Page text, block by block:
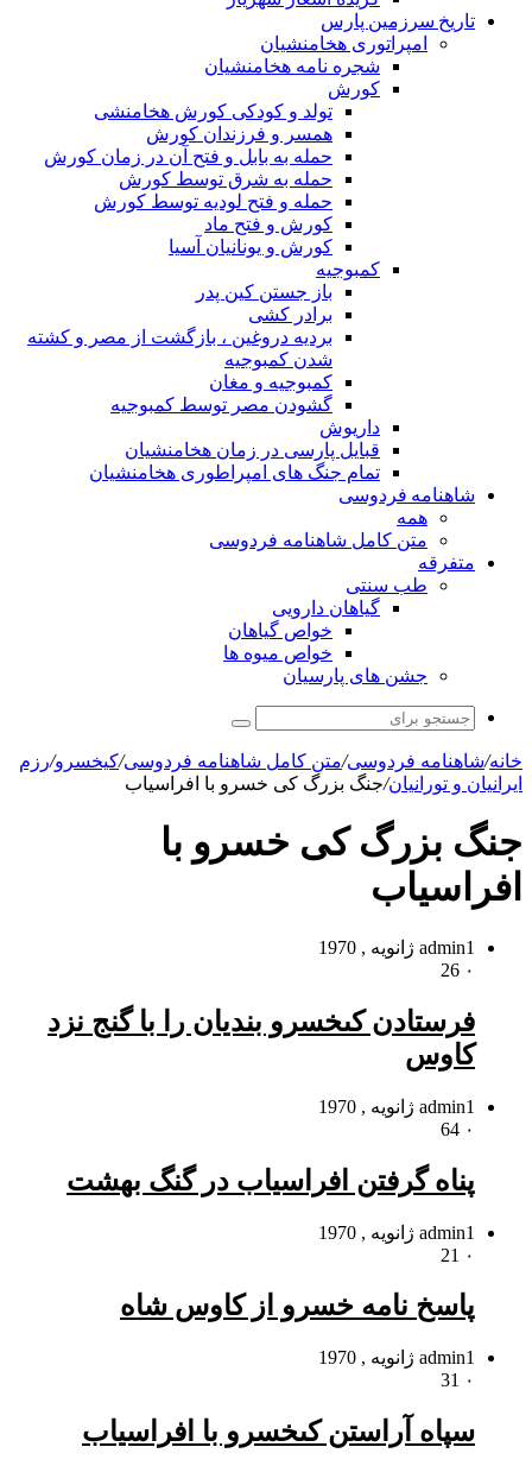
تاریخ سرزمین پارس
امپراتوری هخامنشیان
شجره نامه هخامنشیان
کورش
تولد و کودکی کورش هخامنشی
همسر و فرزندان کورش
حمله به بابل و فتح آن در زمان کورش
حمله به شرق توسط کورش
حمله و فتح لودیه توسط کورش
کورش و فتح ماد
کورش و یونانیان آسیا
کمبوجیه
باز جستن کین پدر
برادر کشی
بردیه دروغین ، بازگشت از مصر و کشته
شدن کمبوجیه
کمبوجیه و مغان
گشودن مصر توسط کمبوجیه
داریوش
قبایل پارسی در زمان هخامنشیان
تمام جنگ های امپراطوری هخامنشیان
شاهنامه فردوسی
همه
متن کامل شاهنامه فردوسی
متفرقه
طب سنتی
گیاهان دارویی
خواص گیاهان
خواص میوه ها
جشن های پارسیان
جستجو
برای
خانه/شاهنامه فردوسی/متن کامل شاهنامه فردوسی/کیخسرو/رزم
ايرانيان و تورانيان/جنگ بزرگ کی خسرو با افراسیاب
جنگ بزرگ کی خسرو با
افراسیاب
admin1 ژانویه , 1970
۰
فرستادن کى‏خسرو بندیان را با گنج نزد
کاوس
admin1 ژانویه , 1970
۰
پناه گرفتن افراسیاب در گنگ بهشت
admin1 ژانویه , 1970
۰
پاسخ نامه خسرو از کاوس شاه
admin1 ژانویه , 1970
۰
سپاه آراستن کى‏خسرو با افراسیاب